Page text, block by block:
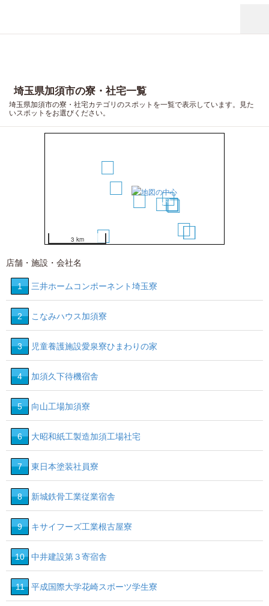
埼玉県加須市の寮・社宅一覧
埼玉県加須市の寮・社宅カテゴリのスポットを一覧で表示しています。見た
いスポットをお選びください。
456
7
8
9
10
11
12
3 km
店舗・施設・会社名
1 三井ホームコンポーネント埼玉寮
2 こなみハウス加須寮
3 児童養護施設愛泉寮ひまわりの家
4 加須久下待機宿舎
5 向山工場加須寮
6 大昭和紙工製造加須工場社宅
7 東日本塗装社員寮
8 新城鉄骨工業従業宿舎
9 キサイフーズ工業根古屋寮
10 中井建設第３寄宿舎
11 平成国際大学花崎スポーツ学生寮